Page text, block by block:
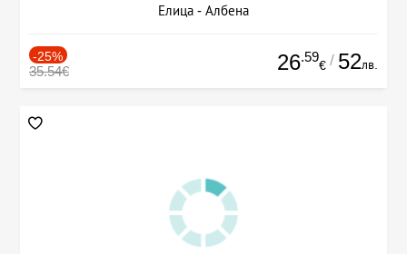
Елица - Албена
-25%
35.54€ 26.59
€ / 52лв.